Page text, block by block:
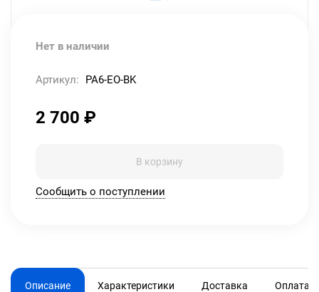
Нет в наличии
Артикул: PA6-EO-BK
2 700 ₽
В корзину
Сообщить о поступлении
Описание Характеристики Доставка Оплата